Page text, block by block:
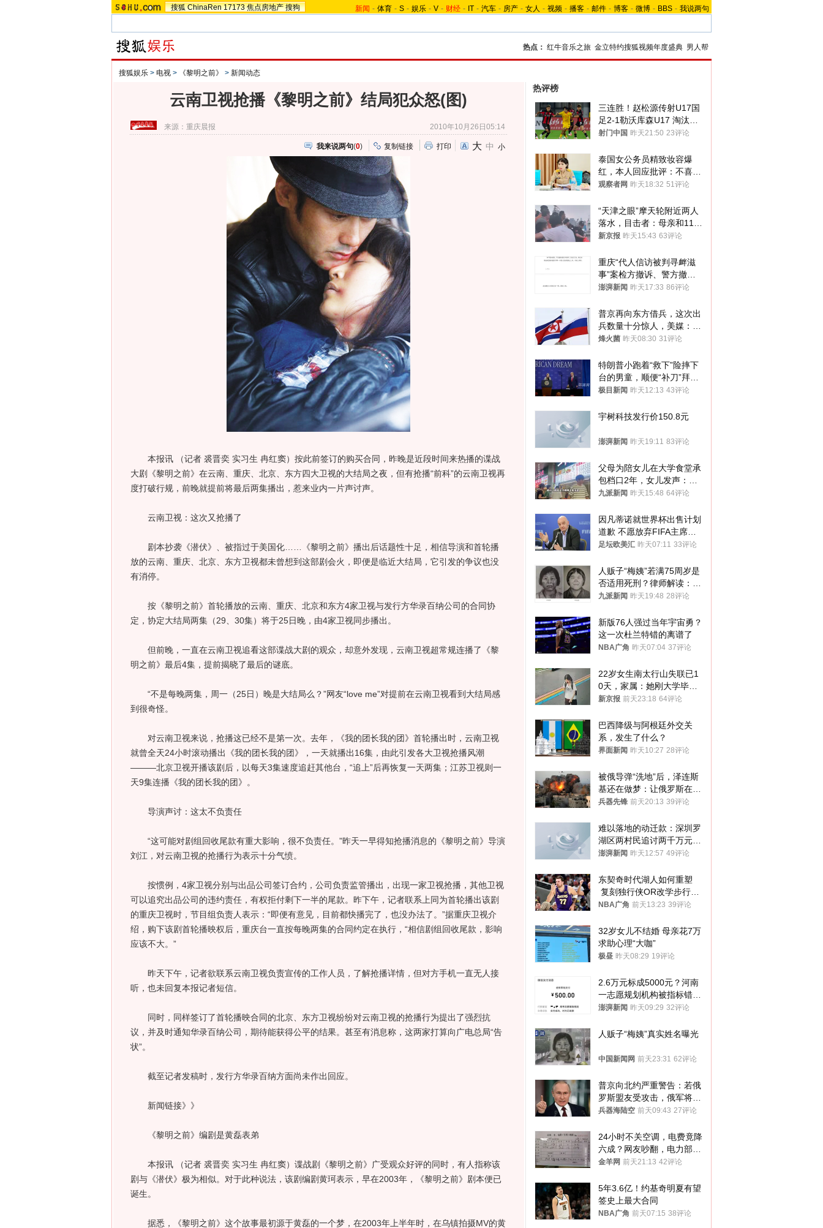
搜狐 ChinaRen 17173 焦点房地产 搜狗 新闻 - 体育 - S - 娱乐 - V - 财经 - IT - 汽车 - 房产 - 女人 - 视频 - 播客 - 邮件 - 博客 - 微博 - BBS - 我说两句
热点： 红牛音乐之旅 金立特约搜狐视频年度盛典 男人帮
搜狐娱乐 > 电视 > 《黎明之前》 > 新闻动态
云南卫视抢播《黎明之前》结局犯众怒(图)
来源：重庆晨报 2010年10月26日05:14
我来说两句(0) 复制链接 打印 大 中 小
本报讯 （记者 裘晋奕 实习生 冉红窦）按此前签订的购买合同，昨晚是近段时间来热播的谍战
大剧《黎明之前》在云南、重庆、北京、东方四大卫视的大结局之夜，但有抢播“前科”的云南卫视再
度打破行规，前晚就提前将最后两集播出，惹来业内一片声讨声。
云南卫视：这次又抢播了
剧本抄袭《潜伏》、被指过于美国化……《黎明之前》播出后话题性十足，相信导演和首轮播
放的云南、重庆、北京、东方卫视都未曾想到这部剧会火，即便是临近大结局，它引发的争议也没
有消停。
按《黎明之前》首轮播放的云南、重庆、北京和东方4家卫视与发行方华录百纳公司的合同协
定，协定大结局两集（29、30集）将于25日晚，由4家卫视同步播出。
但前晚，一直在云南卫视追看这部谍战大剧的观众，却意外发现，云南卫视超常规连播了《黎
明之前》最后4集，提前揭晓了最后的谜底。
“不是每晚两集，周一（25日）晚是大结局么？”网友“love me”对提前在云南卫视看到大结局感
到很奇怪。
对云南卫视来说，抢播这已经不是第一次。去年，《我的团长我的团》首轮播出时，云南卫视
就曾全天24小时滚动播出《我的团长我的团》，一天就播出16集，由此引发各大卫视抢播风潮
———北京卫视开播该剧后，以每天3集速度追赶其他台，“追上”后再恢复一天两集；江苏卫视则一
天9集连播《我的团长我的团》。
导演声讨：这太不负责任
“这可能对剧组回收尾款有重大影响，很不负责任。”昨天一早得知抢播消息的《黎明之前》导演
刘江，对云南卫视的抢播行为表示十分气愤。
按惯例，4家卫视分别与出品公司签订合约，公司负责监管播出，出现一家卫视抢播，其他卫视
可以追究出品公司的违约责任，有权拒付剩下一半的尾款。昨下午，记者联系上同为首轮播出该剧
的重庆卫视时，节目组负责人表示：“即便有意见，目前都快播完了，也没办法了。”据重庆卫视介
绍，购下该剧首轮播映权后，重庆台一直按每晚两集的合同约定在执行，“相信剧组回收尾款，影响
应该不大。”
昨天下午，记者欲联系云南卫视负责宣传的工作人员，了解抢播详情，但对方手机一直无人接
听，也未回复本报记者短信。
同时，同样签订了首轮播映合同的北京、东方卫视纷纷对云南卫视的抢播行为提出了强烈抗
议，并及时通知华录百纳公司，期待能获得公平的结果。甚至有消息称，这两家打算向广电总局“告
状”。
截至记者发稿时，发行方华录百纳方面尚未作出回应。
新闻链接》》
《黎明之前》编剧是黄磊表弟
本报讯 （记者 裘晋奕 实习生 冉红窦）谍战剧《黎明之前》广受观众好评的同时，有人指称该
剧与《潜伏》极为相似。对于此种说法，该剧编剧黄珂表示，早在2003年，《黎明之前》剧本便已
诞生。
据悉，《黎明之前》这个故事最初源于黄磊的一个梦，在2003年上半年时，在乌镇拍摄MV的黄
热评榜
三连胜！赵松源传射U17国
足2-1勒沃库森U17 淘汰赛
将战河床
射门中国 昨天21:50 23评论
泰国女公务员精致妆容爆
红，本人回应批评：不喜欢
就别看
观察者网 昨天18:32 51评论
“天津之眼”摩天轮附近两人
落水，目击者：母亲和11岁
儿子先后被打捞上岸
新京报 昨天15:43 63评论
重庆“代人信访被判寻衅滋
事”案检方撤诉、警方撤
案，两被告人获国赔
澎湃新闻 昨天17:33 86评论
普京再向东方借兵，这次出
兵数量十分惊人，美媒：俄
朝要动真格？
烽火菌 昨天08:30 31评论
特朗普小跑着“救下”险摔下
台的男童，顺便“补刀”拜
登：“我可不想他像拜登一
极目新闻 昨天12:13 43评论
宇树科技发行价150.8元
澎湃新闻 昨天19:11 83评论
父母为陪女儿在大学食堂承
包档口2年，女儿发声：初
衷是为了陪伴，毕业后将不
九派新闻 昨天15:48 64评论
因凡蒂诺就世界杯出售计划
道歉 不愿放弃FIFA主席职
位
足坛欧美汇 昨天07:11 33评论
人贩子“梅姨”若满75周岁是
否适用死刑？律师解读：很
大概率不会被判处死刑
九派新闻 昨天19:48 28评论
新版76人强过当年宇宙勇？
这一次杜兰特错的离谱了
NBA广角 昨天07:04 37评论
22岁女生南太行山失联已1
0天，家属：她刚大学毕业
想到山里旅行
新京报 前天23:18 64评论
巴西降级与阿根廷外交关
系，发生了什么？
界面新闻 昨天10:27 28评论
被俄导弹“洗地”后，泽连斯
基还在做梦：让俄罗斯在冬
季前求和？
兵器先锋 前天20:13 39评论
难以落地的动迁款：深圳罗
湖区两村民追讨两千万元动
迁款八年未果
澎湃新闻 昨天12:57 49评论
东契奇时代湖人如何重塑
复刻独行侠OR改学步行
者？
NBA广角 前天13:23 39评论
32岁女儿不结婚 母亲花7万
求助心理“大咖”
极昼 昨天08:29 19评论
2.6万元标成5000元？河南
一志愿规划机构被指标错学
费致考生复读
澎湃新闻 昨天09:29 32评论
人贩子“梅姨”真实姓名曝光
中国新闻网 前天23:31 62评论
普京向北约严重警告：若俄
罗斯盟友受攻击，俄军将动
用核武器保护
兵器海陆空 前天09:43 27评论
24小时不关空调，电费竟降
六成？网友吵翻，电力部门
回应→
金羊网 前天21:13 42评论
5年3.6亿！约基奇明夏有望
签史上最大合同
NBA广角 前天07:15 38评论